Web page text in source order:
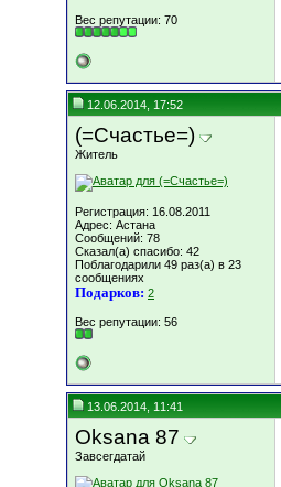
Вес репутации: 70
12.06.2014, 17:52
(=Счастье=)
Житель
Регистрация: 16.08.2011
Адрес: Астана
Сообщений: 78
Сказал(а) спасибо: 42
Поблагодарили 49 раз(а) в 23
сообщениях
Подарков: 2
Вес репутации: 56
13.06.2014, 11:41
Oksana 87
Завсегдатай